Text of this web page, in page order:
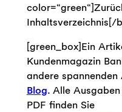
Inhaltsverzeichnis[/
[green_box]Ein
Kundenmagazin
andere
Blog. Alle
PDF finden Sie